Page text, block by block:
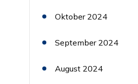
Oktober 2024
September 2024
August 2024